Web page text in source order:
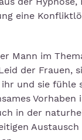
eine
Mann im
der Frauen,
und sie fühle
in der